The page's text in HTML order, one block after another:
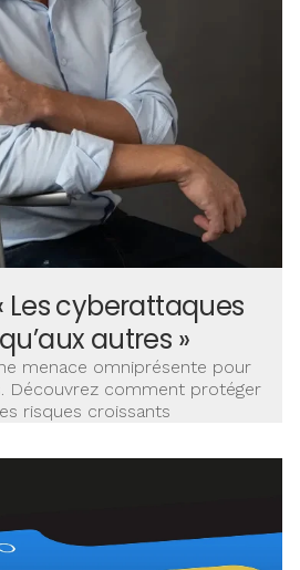
Les cyberattaques
autres »
menace omniprésente pour
Découvrez comment protéger
risques croissants